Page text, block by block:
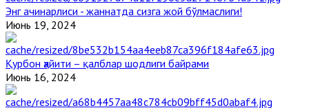
Энг ачинарлиси - жаннатда сизга жой бўлмаслиги!
Июнь 19, 2024
Қурбон ҳайити – қалблар шодлиги байрами
Июнь 16, 2024